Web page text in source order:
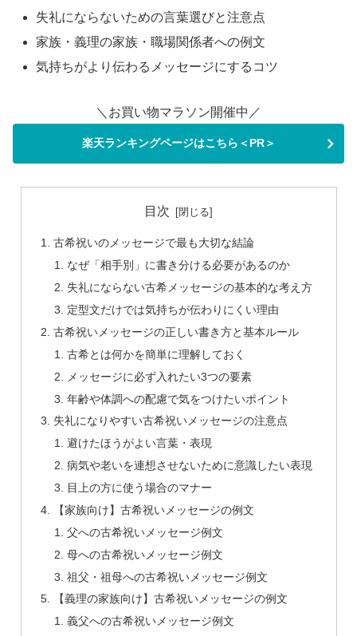
失礼にならないための言葉選びと注意点
家族・義理の家族・職場関係者への例文
気持ちがより伝わるメッセージにするコツ
＼お買い物マラソン開催中／
楽天ランキングページはこちら＜PR＞
目次
古希祝いのメッセージで最も大切な結論
なぜ「相手別」に書き分ける必要があるのか
失礼にならない古希メッセージの基本的な考え方
定型文だけでは気持ちが伝わりにくい理由
古希祝いメッセージの正しい書き方と基本ルール
古希とは何かを簡単に理解しておく
メッセージに必ず入れたい3つの要素
年齢や体調への配慮で気をつけたいポイント
失礼になりやすい古希祝いメッセージの注意点
避けたほうがよい言葉・表現
病気や老いを連想させないために意識したい表現
目上の方に使う場合のマナー
【家族向け】古希祝いメッセージの例文
父への古希祝いメッセージ例文
母への古希祝いメッセージ例文
祖父・祖母への古希祝いメッセージ例文
【義理の家族向け】古希祝いメッセージの例文
義父への古希祝いメッセージ例文